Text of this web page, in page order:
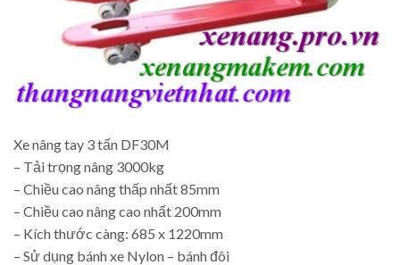
Xe nâng tay 3 tấn DF30M
– Tải trọng nâng 3000kg
– Chiều cao nâng thấp nhất 85mm
– Chiều cao nâng cao nhất 200mm
– Kích thước càng: 685 x 1220mm
– Sử dụng bánh xe Nylon – bánh đôi